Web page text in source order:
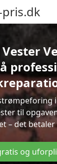
til
– det betaler
og